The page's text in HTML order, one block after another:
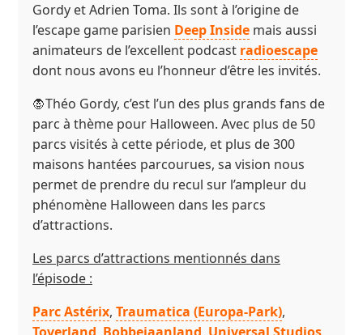
Gordy et Adrien Toma. Ils sont à l’origine de
l’escape game parisien Deep Inside mais aussi
animateurs de l’excellent podcast radioescape
dont nous avons eu l’honneur d’être les invités.
🧛Théo Gordy, c’est l’un des plus grands fans de
parc à thème pour Halloween. Avec plus de 50
parcs visités à cette période, et plus de 300
maisons hantées parcourues, sa vision nous
permet de prendre du recul sur l’ampleur du
phénomène Halloween dans les parcs
d’attractions.
Les parcs d’attractions mentionnés dans
l’épisode :
Parc Astérix, Traumatica (Europa-Park),